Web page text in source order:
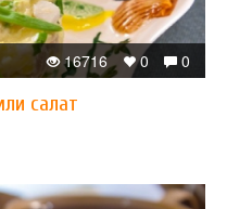
0
0
16716
салат